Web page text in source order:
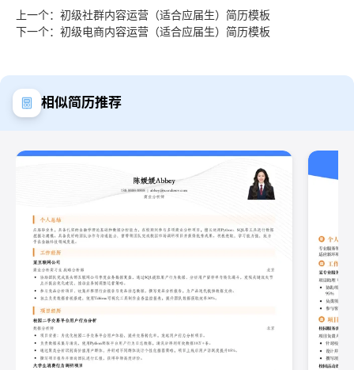
上一个：初级社群内容运营（适合应届生）简历模板
下一个：初级电商内容运营（适合应届生）简历模板
相似简历推荐